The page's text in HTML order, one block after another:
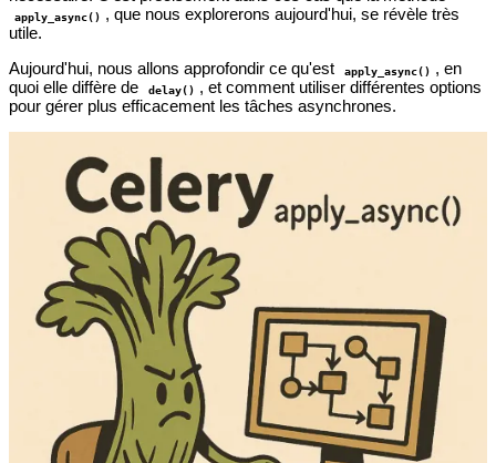
apply_async() , que nous explorerons aujourd'hui, se révèle très
utile.
Aujourd'hui, nous allons approfondir ce qu'est
apply_async() , en
quoi elle diffère de
delay() , et comment utiliser différentes options
pour gérer plus efficacement les tâches asynchrones.